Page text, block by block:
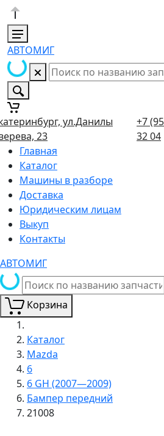
АВТОМИГ
ул.Данилы
23
+7
32 04
Главная
Каталог
Машины в разборе
Доставка
Юридическим лицам
Выкуп
Контакты
АВТОМИГ
Корзина
Каталог
Mazda
6
6 GH (2007—2009)
Бампер передний
21008